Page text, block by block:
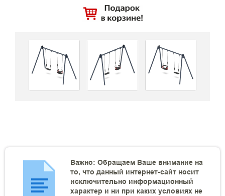
Важно: Обращаем Ваше внимание на
то, что данный интернет-сайт носит
исключительно информационный
характер и ни при каких условиях не